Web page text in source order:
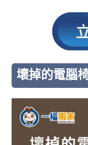
壞掉的電腦